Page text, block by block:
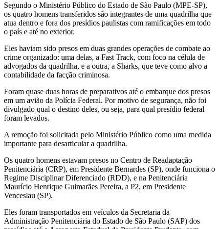
Segundo o Ministério Público do Estado de São Paulo (MPE-SP),
os quatro homens transferidos são integrantes de uma quadrilha que
atua dentro e fora dos presídios paulistas com ramificações em todo
o país e até no exterior.
Eles haviam sido presos em duas grandes operações de combate ao
crime organizado: uma delas, a Fast Track, com foco na célula de
advogados da quadrilha, e a outra, a Sharks, que teve como alvo a
contabilidade da facção criminosa.
Foram quase duas horas de preparativos até o embarque dos presos
em um avião da Polícia Federal. Por motivo de segurança, não foi
divulgado qual o destino deles, ou seja, para qual presídio federal
foram levados.
A remoção foi solicitada pelo Ministério Público como uma medida
importante para desarticular a quadrilha.
Os quatro homens estavam presos no Centro de Readaptação
Penitenciária (CRP), em Presidente Bernardes (SP), onde funciona o
Regime Disciplinar Diferenciado (RDD), e na Penitenciária
Maurício Henrique Guimarães Pereira, a P2, em Presidente
Venceslau (SP).
Eles foram transportados em veículos da Secretaria da
Administração Penitenciária do Estado de São Paulo (SAP) dos